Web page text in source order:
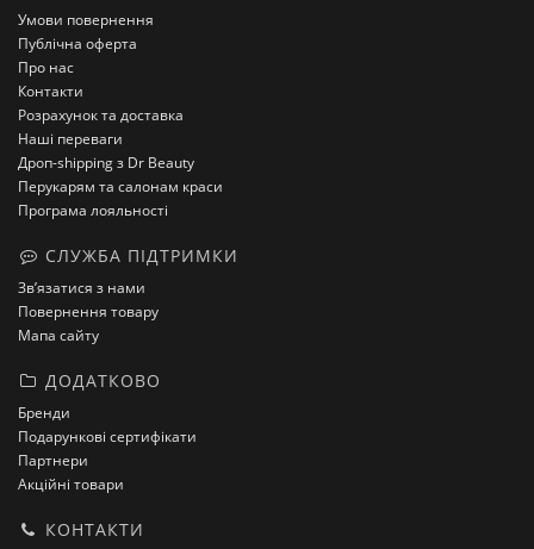
Умови повернення
Публічна оферта
Про нас
Контакти
Розрахунок та доставка
Наші переваги
Дроп-shipping з Dr Beauty
Перукарям та салонам краси
Програма лояльності
СЛУЖБА ПІДТРИМКИ
Зв’язатися з нами
Повернення товару
Мапа сайту
ДОДАТКОВО
Бренди
Подарункові сертифікати
Партнери
Акційні товари
КОНТАКТИ